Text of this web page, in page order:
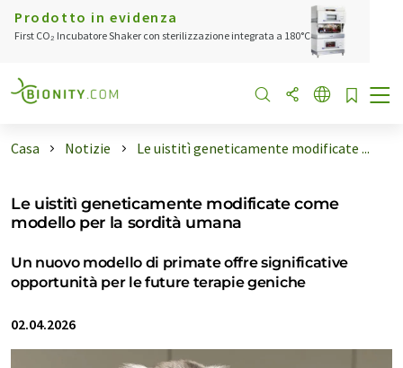
Prodotto in evidenza
First CO₂ Incubatore Shaker con sterilizzazione integrata a 180°C
Casa Notizie Le uistitì geneticamente modificate ...
Le uistitì geneticamente modificate come
modello per la sordità umana
Un nuovo modello di primate offre significative
opportunità per le future terapie geniche
02.04.2026